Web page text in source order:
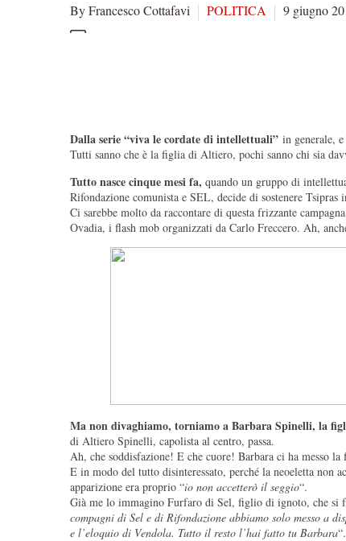
By Francesco Cottafavi POLITICA 9 giugno
Dalla serie “viva le cordate di intellettuali” in generale,
Tutti sanno che è la figlia di Altiero, pochi sanno chi sia
Tutto nasce cinque mesi fa, quando un gruppo di
Rifondazione comunista e SEL, decide di sostenere Tsipras
Ci sarebbe molto da raccontare di questa frizzante
Ovadia, i flash mob organizzati da Carlo Freccero. Ah,
Ma non divaghiamo, torniamo a Barbara Spinelli, la
di Altiero Spinelli, capolista al centro, passa.
Ah, che soddisfazione! E che cuore! Barbara ci ha messo
E in modo del tutto disinteressato, perché la neoeletta non
apparizione era proprio “io non accetterò il seggio“.
Già me lo immagino Furfaro di Sel, figlio di ignoto, che si
compagni di Sel e di Rifondazione abbiamo solo messo a
e l’eloquio di Vendola. Tutto il resto l’hai fatto tu Barbara“.